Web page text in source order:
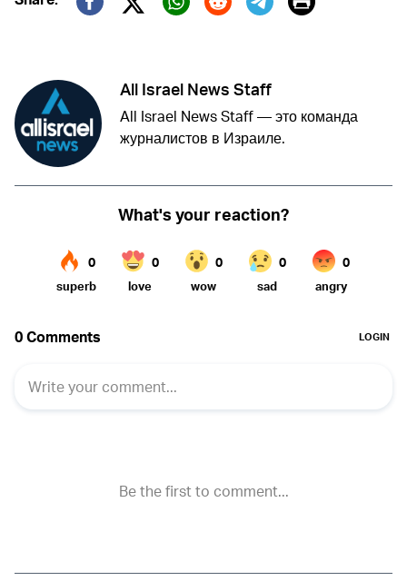
Twitter (X)
All Israel News Staff
All Israel News Staff — это команда
журналистов в Израиле.